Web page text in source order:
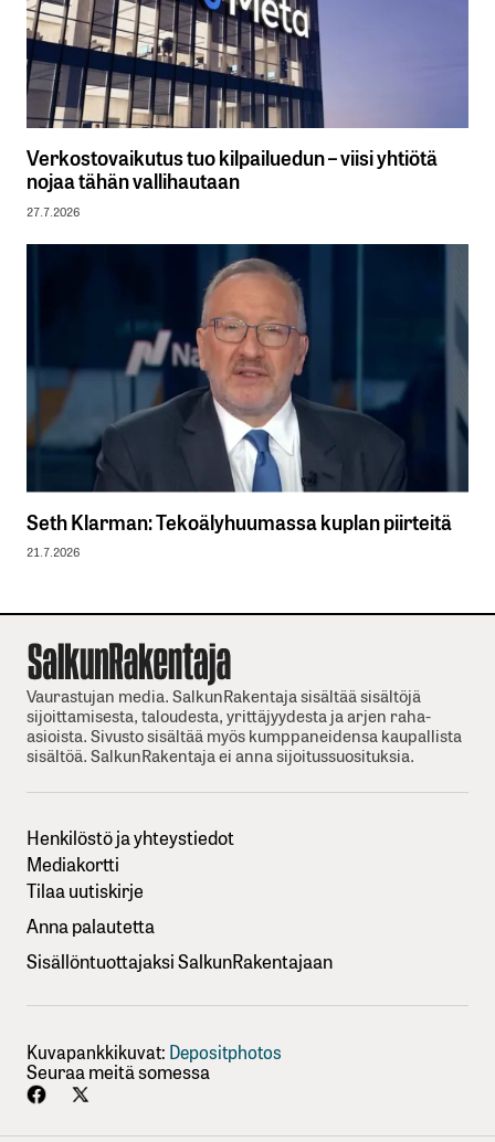
Verkostovaikutus tuo kilpailuedun – viisi yhtiötä
nojaa tähän vallihautaan
27.7.2026
Seth Klarman: Tekoälyhuumassa kuplan piirteitä
21.7.2026
Vaurastujan media. SalkunRakentaja sisältää sisältöjä
sijoittamisesta, taloudesta, yrittäjyydesta ja arjen raha-
asioista. Sivusto sisältää myös kumppaneidensa kaupallista
sisältöä. SalkunRakentaja ei anna sijoitussuosituksia.
Henkilöstö ja yhteystiedot
Mediakortti
Tilaa uutiskirje
Anna palautetta
Sisällöntuottajaksi SalkunRakentajaan
Kuvapankkikuvat: Depositphotos
Seuraa meitä somessa